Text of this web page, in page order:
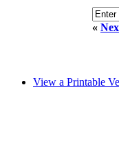
«
View a Printable